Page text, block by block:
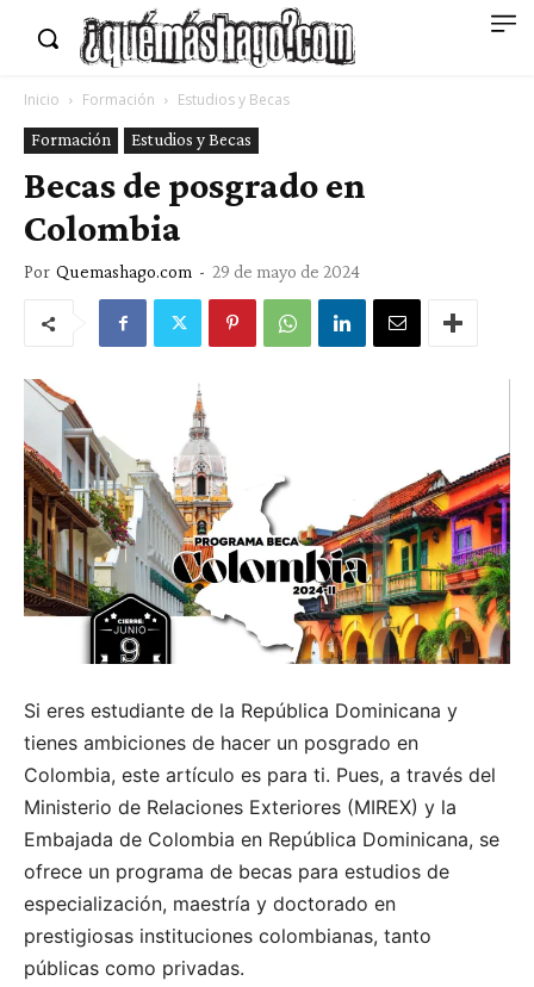
Inicio Formación Estudios y Becas
Formación Estudios y Becas
Becas de posgrado en
Colombia
Por Quemashago.com - 29 de mayo de 2024
Si eres estudiante de la República Dominicana y
tienes ambiciones de hacer un posgrado en
Colombia, este artículo es para ti. Pues, a través del
Ministerio de Relaciones Exteriores (MIREX) y la
Embajada de Colombia en República Dominicana, se
ofrece un programa de becas para estudios de
especialización, maestría y doctorado en
prestigiosas instituciones colombianas, tanto
públicas como privadas.